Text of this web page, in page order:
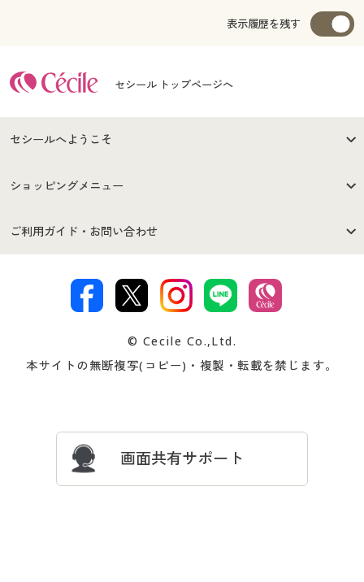
表示履歴を残す
セシール トップページへ
セシールへようこそ
はじめての方へ
セシールご利用規約
著作権・商標について 会社案内
ショッピングメニュー
商品カテゴリ
プレゼント＆キャンペーン サイトマップ
ご利用ガイド・お問い合わせ
交換・返品は お支払は
ついて
忘れの場合
© Cecile Co.,Ltd.
本サイトの無断複写(コピー)・複製・転載を禁じます。
画面共有サポート